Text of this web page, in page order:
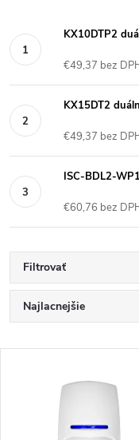
KX10DTP2
€49,37 bez
KX15DT2
€49,37 bez
ISC-BDL2-
€60,76 bez
Filtrovať
R
a
Najlacnejšie
Abecedne